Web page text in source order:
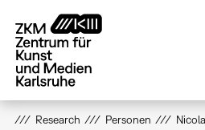
zum
Inhalt
Research Personen